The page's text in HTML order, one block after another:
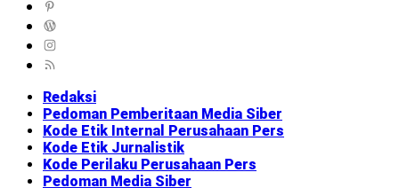
Redaksi
Pedoman Pemberitaan Media Siber
Kode Etik Internal Perusahaan Pers
Kode Etik Jurnalistik
Kode Perilaku Perusahaan Pers
Pedoman Media Siber